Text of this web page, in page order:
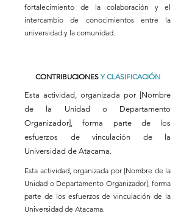
fortalecimiento de la colaboración y el
intercambio de conocimientos entre la
universidad y la comunidad.
CONTRIBUCIONES Y CLASIFICACIÓN
Esta actividad, organizada por [Nombre
de la Unidad o Departamento
Organizador], forma parte de los
esfuerzos de vinculación de la
Universidad de Atacama.
Esta actividad, organizada por [Nombre de la
Unidad o Departamento Organizador], forma
parte de los esfuerzos de vinculación de la
Universidad de Atacama.